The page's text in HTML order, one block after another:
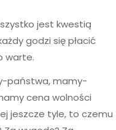
jest kwestią
godzi się płacić
warte.
państwa, mamy-
cena wolności
jeszcze tyle, to czemu